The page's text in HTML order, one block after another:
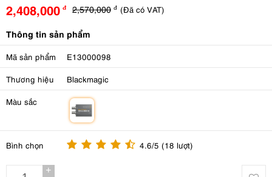
2,408,000 đ 2,570,000 đ (Đã có VAT)
Thông tin sản phẩm
Mã sản phẩm E13000098
Thương hiệu Blackmagic
Màu sắc
Bình chọn 4.6/5 (18 lượt)
+